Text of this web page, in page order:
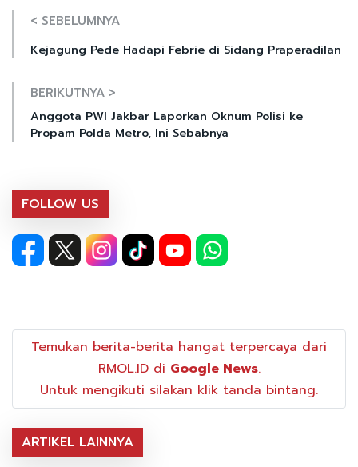
< SEBELUMNYA
Kejagung Pede Hadapi Febrie di Sidang Praperadilan
BERIKUTNYA >
Anggota PWI Jakbar Laporkan Oknum Polisi ke
Propam Polda Metro, Ini Sebabnya
FOLLOW US
Temukan berita-berita hangat terpercaya dari
RMOL.ID di Google News.
Untuk mengikuti silakan klik tanda bintang.
ARTIKEL LAINNYA